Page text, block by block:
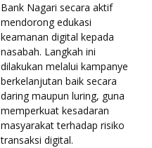
Bank Nagari secara aktif
mendorong edukasi
keamanan digital kepada
nasabah. Langkah ini
dilakukan melalui kampanye
berkelanjutan baik secara
daring maupun luring, guna
memperkuat kesadaran
masyarakat terhadap risiko
transaksi digital.